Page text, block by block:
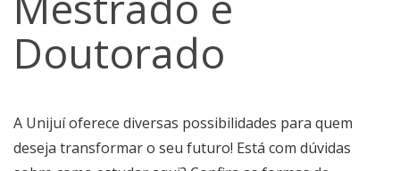
Doutorado
A Unijuí oferece diversas possibilidades para quem
deseja transformar o seu futuro! Está com dúvidas